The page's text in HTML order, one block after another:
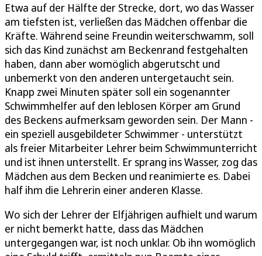
Etwa auf der Hälfte der Strecke, dort, wo das Wasser
am tiefsten ist, verließen das Mädchen offenbar die
Kräfte. Während seine Freundin weiterschwamm, soll
sich das Kind zunächst am Beckenrand festgehalten
haben, dann aber womöglich abgerutscht und
unbemerkt von den anderen untergetaucht sein.
Knapp zwei Minuten später soll ein sogenannter
Schwimmhelfer auf den leblosen Körper am Grund
des Beckens aufmerksam geworden sein. Der Mann -
ein speziell ausgebildeter Schwimmer - unterstützt
als freier Mitarbeiter Lehrer beim Schwimmunterricht
und ist ihnen unterstellt. Er sprang ins Wasser, zog das
Mädchen aus dem Becken und reanimierte es. Dabei
half ihm die Lehrerin einer anderen Klasse.
Wo sich der Lehrer der Elfjährigen aufhielt und warum
er nicht bemerkt hatte, dass das Mädchen
untergegangen war, ist noch unklar. Ob ihn womöglich